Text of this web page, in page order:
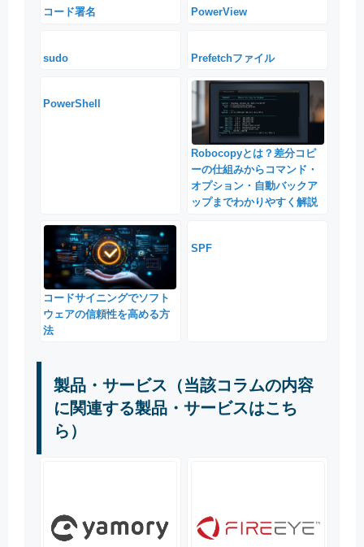
コード署名 PowerView
sudo Prefetchファイル
PowerShell
Robocopyとは？差分コピ
ーの仕組みからコマンド・
オプション・自動バックア
ップまでわかりやすく解説
コードサイニングでソフト
ウェアの信頼性を高める方
法
SPF
製品・サービス（当該コラムの内容
に関連する製品・サービスはこち
ら）